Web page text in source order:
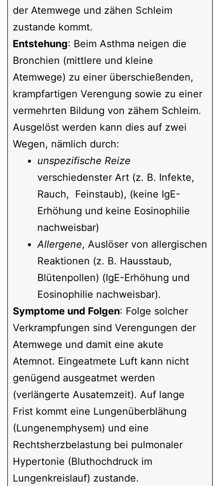
der Atemwege und zähen Schleim
zustande kommt.
Entstehung: Beim Asthma neigen die
Bronchien (mittlere und kleine
Atemwege) zu einer überschießenden,
krampfartigen Verengung sowie zu einer
vermehrten Bildung von zähem Schleim.
Ausgelöst werden kann dies auf zwei
Wegen, nämlich durch:
unspezifische Reize
verschiedenster Art (z. B. Infekte,
Rauch, Feinstaub), (keine IgE-
Erhöhung und keine Eosinophilie
nachweisbar)
Allergene, Auslöser von allergischen
Reaktionen (z. B. Hausstaub,
Blütenpollen) (IgE-Erhöhung und
Eosinophilie nachweisbar).
Symptome und Folgen: Folge solcher
Verkrampfungen sind Verengungen der
Atemwege und damit eine akute
Atemnot. Eingeatmete Luft kann nicht
genügend ausgeatmet werden
(verlängerte Ausatemzeit). Auf lange
Frist kommt eine Lungenüberblähung
(Lungenemphysem) und eine
Rechtsherzbelastung bei pulmonaler
Hypertonie (Bluthochdruck im
Lungenkreislauf) zustande.